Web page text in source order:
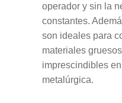
operador y sin la
constantes.
son ideales para
materiales
imprescindibles
metalúrgica.